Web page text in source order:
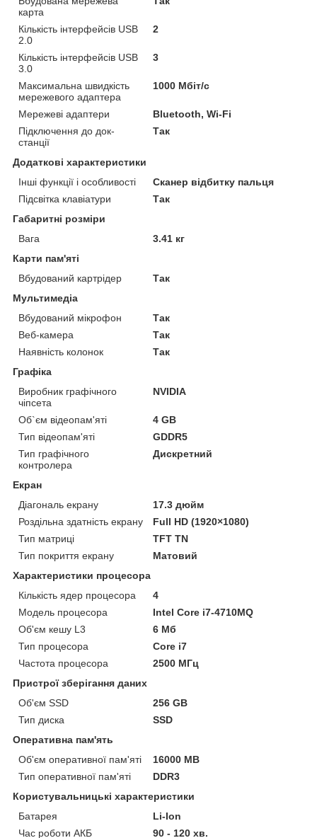
карта
Кількість інтерфейсів USB
2.0
2
Кількість інтерфейсів USB
3.0
3
Максимальна швидкість
мережевого адаптера
1000 Мбіт/с
Мережеві адаптери
Bluetooth, Wi-Fi
Підключення до док-
станції
Так
Додаткові характеристики
Інші функції і особливості
Сканер відбитку пальця
Підсвітка клавіатури
Так
Габаритні розміри
Вага
3.41 кг
Карти пам'яті
Вбудований картрідер
Так
Мультимедіа
Вбудований мікрофон
Так
Веб-камера
Так
Наявність колонок
Так
Графіка
Виробник графічного
чіпсета
NVIDIA
Об`єм відеопам'яті
4 GB
Тип відеопам'яті
GDDR5
Тип графічного
контролера
Дискретний
Екран
Діагональ екрану
17.3 дюйм
Роздільна здатність екрану
Full HD (1920×1080)
Тип матриці
TFT TN
Тип покриття екрану
Матовий
Характеристики процесора
Кількість ядер процесора
4
Модель процесора
Intel Core i7-4710MQ
Об'єм кешу L3
6 Мб
Тип процесора
Core i7
Частота процесора
2500 МГц
Пристрої зберігання даних
Об'єм SSD
256 GB
Тип диска
SSD
Оперативна пам'ять
Об'єм оперативної пам'яті
16000 MB
Тип оперативної пам'яті
DDR3
Користувальницькі характеристики
Батарея
Li-Ion
Час роботи АКБ
90 - 120 хв.